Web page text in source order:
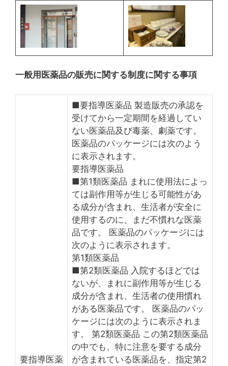
一般用医薬品の販売に関する制度に関する事項
要指導医薬
■要指導医薬品 製造販売の承認を
受けてから一定期間を経過してい
ない医薬品及び毒薬、劇薬です。
医薬品のパッケージには次のよう
に表示されます。
要指導医薬品
■第1類医薬品 まれに使用法によっ
ては副作用等が生じる可能性があ
る成分が含まれ、生活者が安全に
使用するのに、まだ不慣れな医薬
品です。 医薬品のパッケージには
次のように表示されます。
第1類医薬品
■第2類医薬品 入院するほどでは
ないが、まれに副作用等が生じる
成分が含まれ、生活者の使用慣れ
がある医薬品です。 医薬品のパッ
ケージには次のように表示されま
す。 第2類医薬品 この第2類医薬品
の中でも、特に注意を要する成分
が含まれている医薬品を、指定第2